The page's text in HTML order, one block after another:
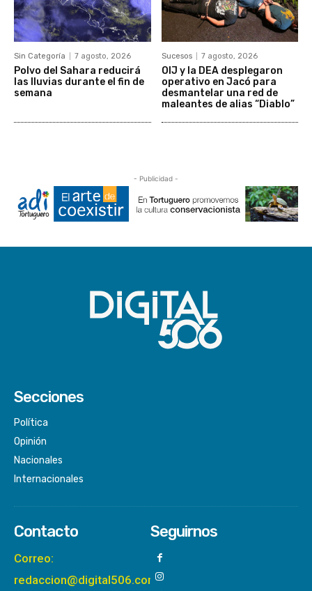
Sin Categoría 7 agosto, 2026
Polvo del Sahara reducirá
las lluvias durante el fin de
semana
Sucesos 7 agosto, 2026
OIJ y la DEA desplegaron
operativo en Jacó para
desmantelar una red de
maleantes de alias “Diablo”
- Publicidad -
Secciones
Política
Opinión
Nacionales
Internacionales
Contacto
Correo:
redaccion@digital506.com
Seguirnos